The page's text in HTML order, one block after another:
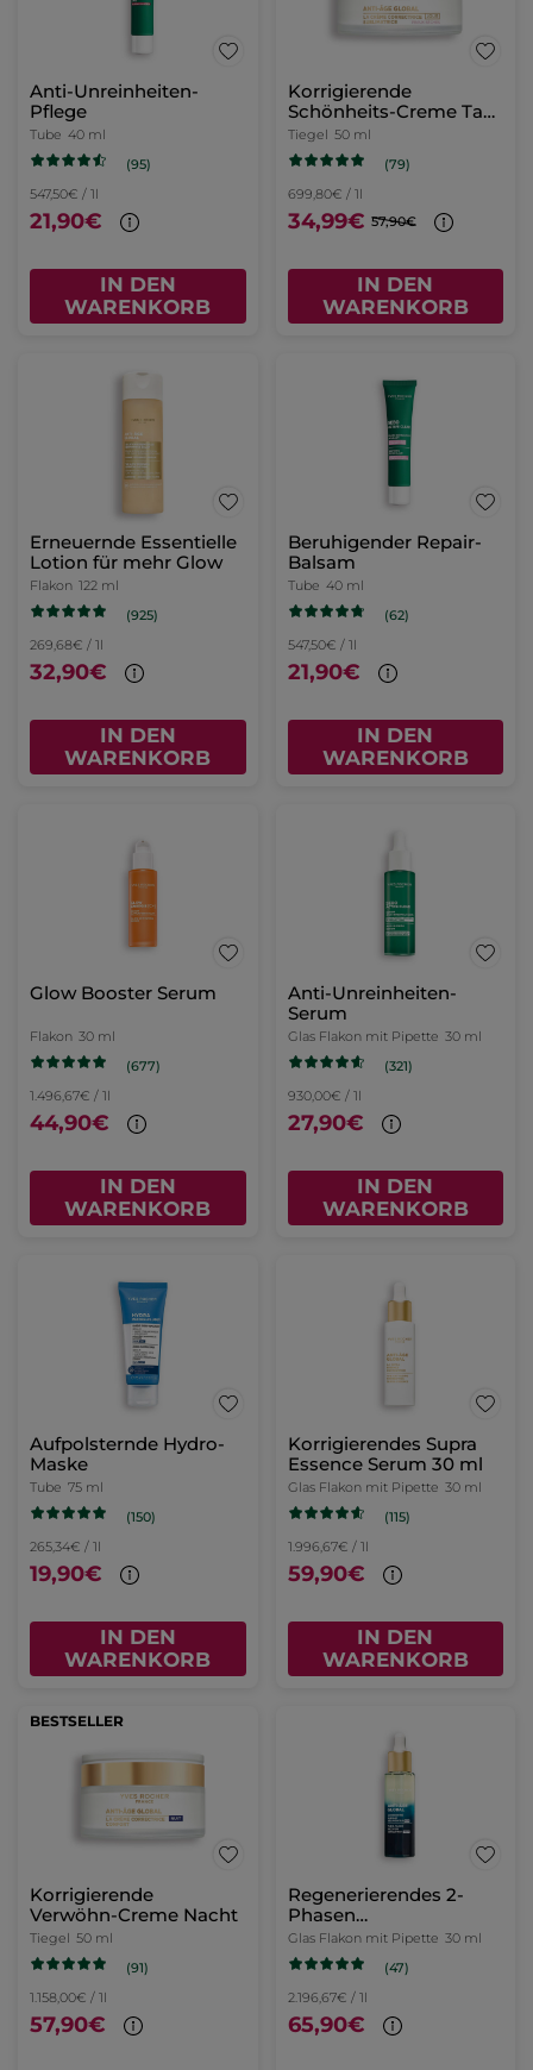
Anti-Unreinheiten-
Pflege
Tube 40 ml
(95)
547,50€ / 1l
21,90€
IN DEN
WARENKORB
Korrigierende
Schönheits-Creme Tag
- Trockene Haut
Tiegel 50 ml
(79)
699,80€ / 1l
34,99€ 57,90€
IN DEN
WARENKORB
Erneuernde Essentielle
Lotion für mehr Glow
Flakon 122 ml
(925)
269,68€ / 1l
32,90€
IN DEN
WARENKORB
Beruhigender Repair-
Balsam
Tube 40 ml
(62)
547,50€ / 1l
21,90€
IN DEN
WARENKORB
Glow Booster Serum
Flakon 30 ml
(677)
1.496,67€ / 1l
44,90€
IN DEN
WARENKORB
Anti-Unreinheiten-
Serum
Glas Flakon mit Pipette 30 ml
(321)
930,00€ / 1l
27,90€
IN DEN
WARENKORB
Aufpolsternde Hydro-
Maske
Tube 75 ml
(150)
265,34€ / 1l
19,90€
IN DEN
WARENKORB
Korrigierendes Supra
Essence Serum 30 ml
Glas Flakon mit Pipette 30 ml
(115)
1.996,67€ / 1l
59,90€
IN DEN
WARENKORB
BESTSELLER
Korrigierende
Verwöhn-Creme Nacht
Tiegel 50 ml
(91)
1.158,00€ / 1l
57,90€
Regenerierendes 2-
Phasen
Nachtkonzentrat
Glas Flakon mit Pipette 30 ml
(47)
2.196,67€ / 1l
65,90€